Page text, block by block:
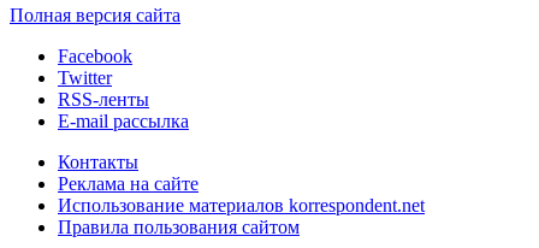
Полная версия сайта
Facebook
Twitter
RSS-ленты
E-mail рассылка
Контакты
Реклама на сайте
Использование материалов korrespondent.net
Правила пользования сайтом